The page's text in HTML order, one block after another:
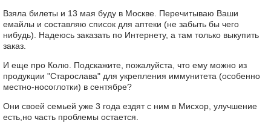
Взяла билеты и 13 мая буду в Москве. Перечитываю Ваши
емайлы и составляю список для аптеки (не забыть бы чего
нибудь). Надеюсь заказать по Интернету, а там только выкупить
заказ.
И еще про Колю. Подскажите, пожалуйста, что ему можно из
продукции "Старослава" для укрепления иммунитета (особенно
местно-носоглотки) в сентябре?
Они своей семьей уже 3 года ездят с ним в Мисхор, улучшение
есть,но часть проблемы остается.